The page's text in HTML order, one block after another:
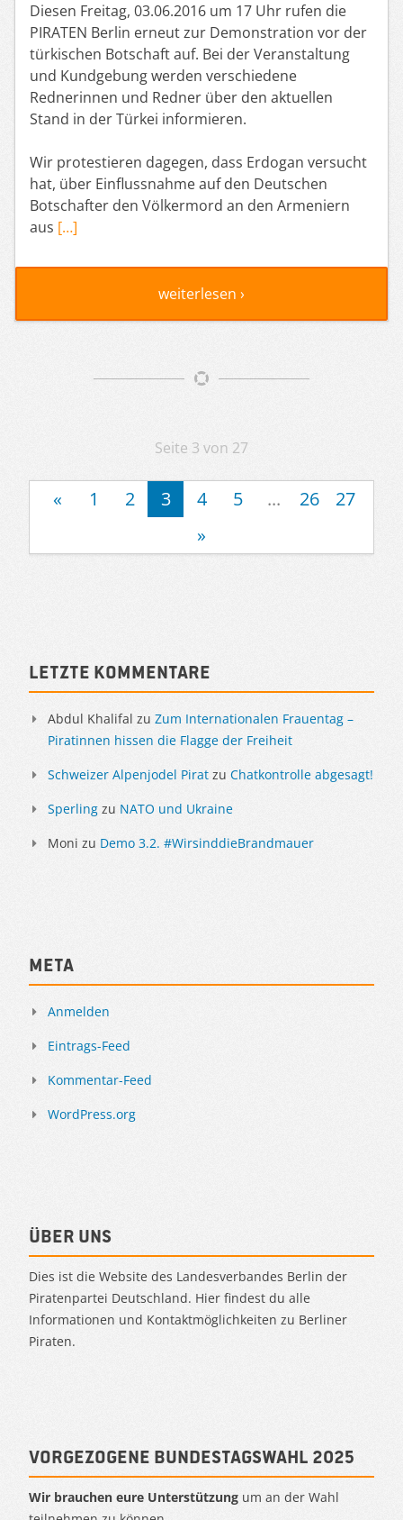
Diesen Freitag, 03.06.2016 um 17 Uhr rufen die
PIRATEN Berlin erneut zur Demonstration vor der
türkischen Botschaft auf. Bei der Veranstaltung
und Kundgebung werden verschiedene
Rednerinnen und Redner über den aktuellen
Stand in der Türkei informieren.
Wir protestieren dagegen, dass Erdogan versucht
hat, über Einflussnahme auf den Deutschen
Botschafter den Völkermord an den Armeniern
aus […]
weiterlesen ›
Artikelnavigation
Seite 3 von 27
« 1 2 3 4 5 ... 26
27
»
Sidebar
Letzte Kommentare
Abdul Khalifal zu Zum Internationalen Frauentag –
Piratinnen hissen die Flagge der Freiheit
Schweizer Alpenjodel Pirat zu Chatkontrolle abgesagt!
Sperling zu NATO und Ukraine
Moni zu Demo 3.2. #WirsinddieBrandmauer
Meta
Anmelden
Eintrags-Feed
Kommentar-Feed
WordPress.org
Über uns
Dies ist die Website des Landesverbandes Berlin der
Piratenpartei Deutschland. Hier findest du alle
Informationen und Kontaktmöglichkeiten zu Berliner
Piraten.
Vorgezogene Bundestagswahl 2025
Wir brauchen eure Unterstützung um an der Wahl